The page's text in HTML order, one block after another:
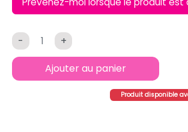
- +
Ajouter au panier
Produit disponible